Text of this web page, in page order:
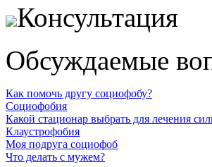
Консультация
Обсуждаемые
Как помочь другу социофобу?
Социофобия
Какой стационар выбрать для лечения
Клаустрофобия
Моя подруга социофоб
Что делать с мужем?